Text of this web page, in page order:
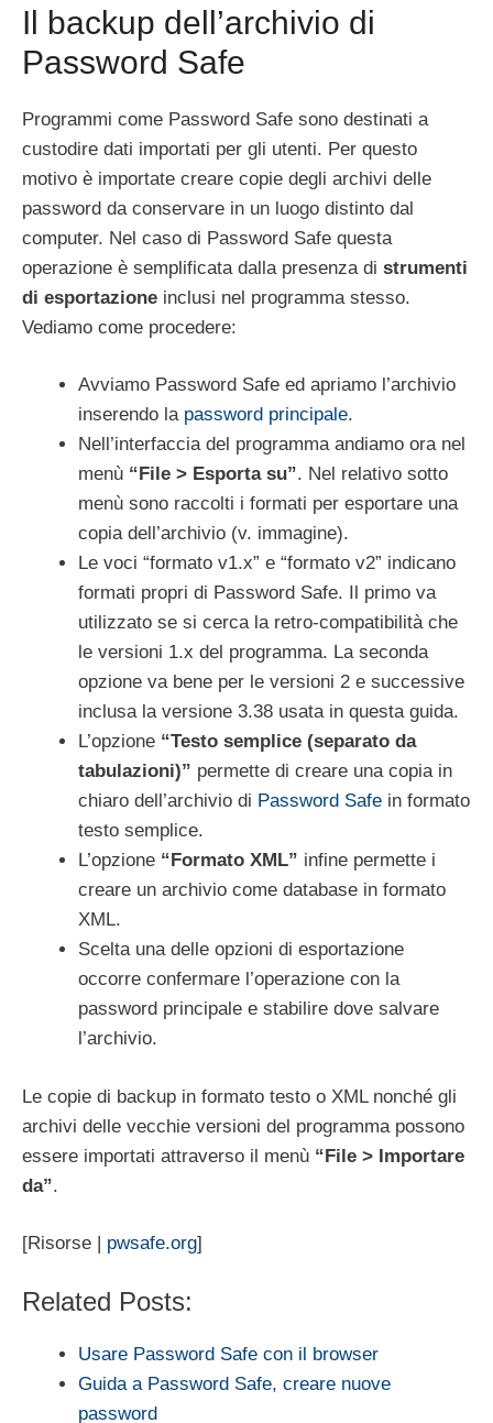
Il backup dell’archivio di
Password Safe
Programmi come Password Safe sono destinati a
custodire dati importati per gli utenti. Per questo
motivo è importate creare copie degli archivi delle
password da conservare in un luogo distinto dal
computer. Nel caso di Password Safe questa
operazione è semplificata dalla presenza di strumenti
di esportazione inclusi nel programma stesso.
Vediamo come procedere:
Avviamo Password Safe ed apriamo l’archivio
inserendo la password principale.
Nell’interfaccia del programma andiamo ora nel
menù “File > Esporta su”. Nel relativo sotto
menù sono raccolti i formati per esportare una
copia dell’archivio (v. immagine).
Le voci “formato v1.x” e “formato v2” indicano
formati propri di Password Safe. Il primo va
utilizzato se si cerca la retro-compatibilità che
le versioni 1.x del programma. La seconda
opzione va bene per le versioni 2 e successive
inclusa la versione 3.38 usata in questa guida.
L’opzione “Testo semplice (separato da
tabulazioni)” permette di creare una copia in
chiaro dell’archivio di Password Safe in formato
testo semplice.
L’opzione “Formato XML” infine permette i
creare un archivio come database in formato
XML.
Scelta una delle opzioni di esportazione
occorre confermare l’operazione con la
password principale e stabilire dove salvare
l’archivio.
Le copie di backup in formato testo o XML nonché gli
archivi delle vecchie versioni del programma possono
essere importati attraverso il menù “File > Importare
da”.
[Risorse | pwsafe.org]
Related Posts:
Usare Password Safe con il browser
Guida a Password Safe, creare nuove
password